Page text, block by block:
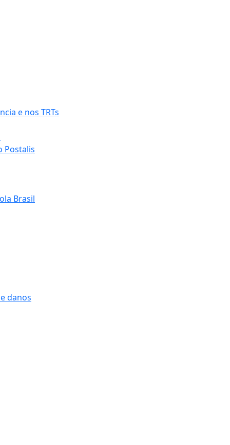
e nos TRTs
Postalis
Brasil
danos